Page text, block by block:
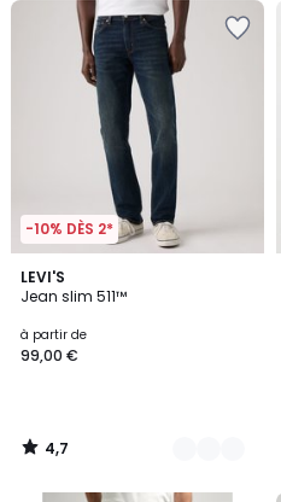
-10% DÈS 2*
LEVI'S
Jean slim 511™
à partir de
99,00 €
4,7
/ 5
2
Couleurs
4,7
/